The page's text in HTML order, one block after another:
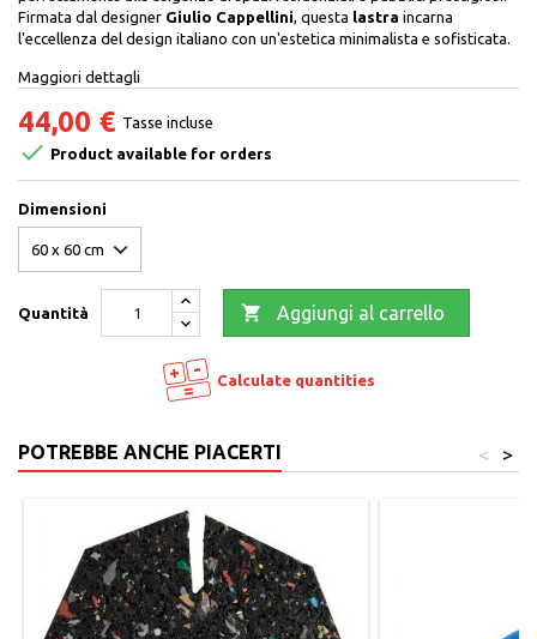
Firmata dal designer Giulio Cappellini, questa lastra incarna
l'eccellenza del design italiano con un'estetica minimalista e sofisticata.
Maggiori dettagli
44,00 € Tasse incluse
 Product available for orders
Dimensioni
Quantità  Aggiungi al carrello
Calculate quantities
POTREBBE ANCHE PIACERTI >
<